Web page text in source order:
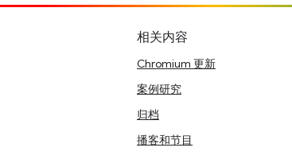
相关内容
Chromium 更新
案例研究
归档
播客和节目